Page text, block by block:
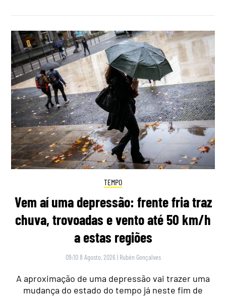
TEMPO
Vem aí uma depressão: frente fria traz
chuva, trovoadas e vento até 50 km/h
a estas regiões
09:10 8 Agosto, 2026 | Rubén Gonçalves
A aproximação de uma depressão vai trazer uma
mudança do estado do tempo já neste fim de